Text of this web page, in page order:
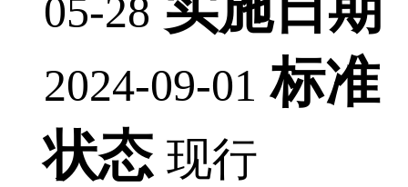
05-28
2024-09-01 标准
状态 现行